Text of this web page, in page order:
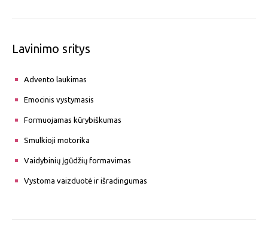
Lavinimo sritys
Advento laukimas
Emocinis vystymasis
Formuojamas kūrybiškumas
Smulkioji motorika
Vaidybinių įgūdžių formavimas
Vystoma vaizduotė ir išradingumas